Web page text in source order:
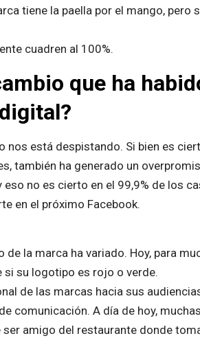
tiene la paella por el mango,
cuadren al 100%.
que ha
nos está despistando. Si bien es
también ha generado un
no es cierto en el 99,9% de los
en el próximo Facebook.
la marca ha variado. Hoy, para
su logotipo es rojo o verde.
de las marcas hacia sus
comunicación. A día de hoy,
amigo del restaurante donde